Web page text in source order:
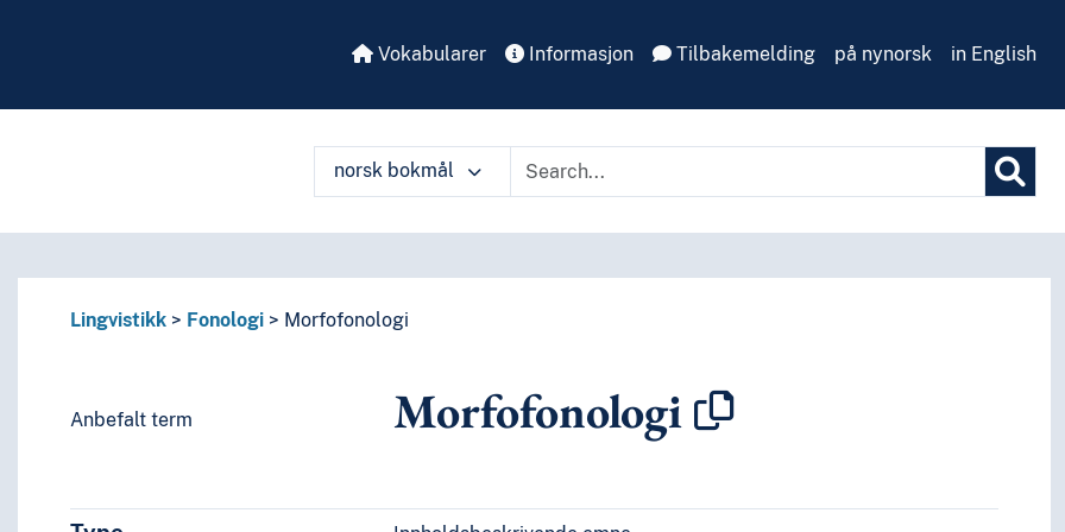
Vokabularer Informasjon Tilbakemelding på nynorsk in English
norsk bokmål
måter
Lingvistikk Fonologi Morfofonologi
Anbefalt term Morfofonologi